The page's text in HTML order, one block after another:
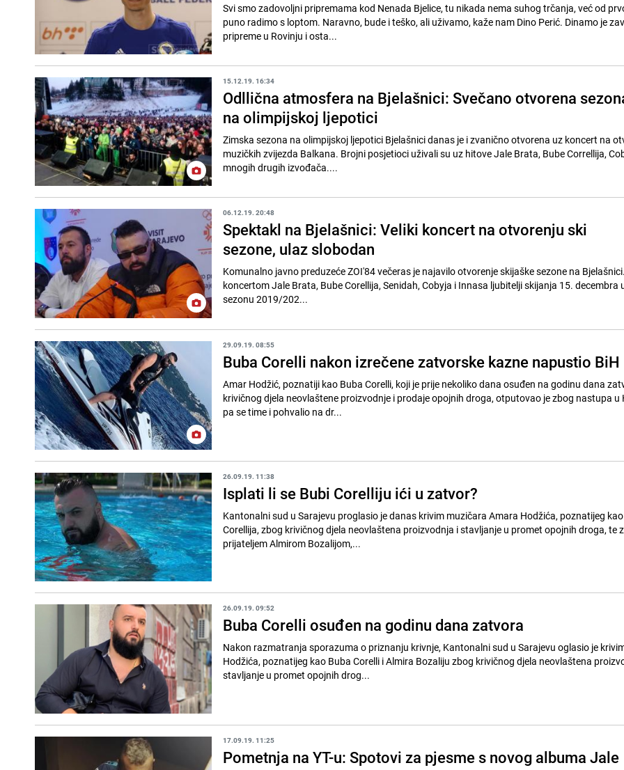
Svi smo zadovoljni pripremama kod Nenada Bjelice, tu nikada nema suhog trčanja, već od
puno radimo s loptom. Naravno, bude i teško, ali uživamo, kaže nam Dino Perić. Dinamo je
pripreme u Rovinju i osta...
15.12.19. 16:34
Odllična atmosfera na Bjelašnici: Svečano otvorena
na olimpijskoj ljepotici
Zimska sezona na olimpijskoj ljepotici Bjelašnici danas je i zvanično otvorena uz koncert na
muzičkih zvijezda Balkana. Brojni posjetioci uživali su uz hitove Jale Brata, Bube Correllija,
mnogih drugih izvođača....
06.12.19. 20:48
Spektakl na Bjelašnici: Veliki koncert na otvorenju ski
sezone, ulaz slobodan
Komunalno javno preduzeće ZOI'84 večeras je najavilo otvorenje skijaške sezone na
koncertom Jale Brata, Bube Corellija, Senidah, Cobyja i Innasa ljubitelji skijanja 15. decembra
sezonu 2019/202...
29.09.19. 08:55
Buba Corelli nakon izrečene zatvorske kazne napustio BiH
Amar Hodžić, poznatiji kao Buba Corelli, koji je prije nekoliko dana osuđen na godinu dana
krivičnog djela neovlaštene proizvodnje i prodaje opojnih droga, otputovao je zbog nastupa u
pa se time i pohvalio na dr...
26.09.19. 11:38
Isplati li se Bubi Corelliju ići u zatvor?
Kantonalni sud u Sarajevu proglasio je danas krivim muzičara Amara Hodžića, poznatijeg
Corellija, zbog krivičnog djela neovlaštena proizvodnja i stavljanje u promet opojnih droga, te
prijateljem Almirom Bozalijom,...
26.09.19. 09:52
Buba Corelli osuđen na godinu dana zatvora
Nakon razmatranja sporazuma o priznanju krivnje, Kantonalni sud u Sarajevu oglasio je
Hodžića, poznatijeg kao Buba Corelli i Almira Bozaliju zbog krivičnog djela neovlaštena
stavljanje u promet opojnih drog...
17.09.19. 11:25
Pometnja na YT-u: Spotovi za pjesme s novog albuma Jale